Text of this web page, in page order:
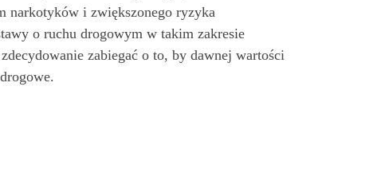
narkotyków i zwiększonego ryzyka
o ruchu drogowym w takim zakresie
zabiegać o to, by dawnej wartości